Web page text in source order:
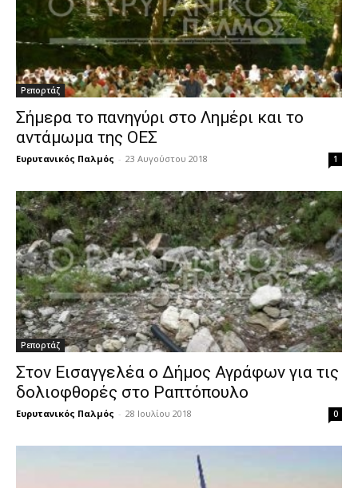
Ρεπορτάζ
Σήμερα το πανηγύρι στο Λημέρι και το
αντάμωμα της ΟΕΣ
Ευρυτανικός Παλμός - 23 Αυγούστου 2018 1
Ρεπορτάζ
Στον Εισαγγελέα ο Δήμος Αγράφων για τις
δολιοφθορές στο Ραπτόπουλο
Ευρυτανικός Παλμός - 28 Ιουλίου 2018 0